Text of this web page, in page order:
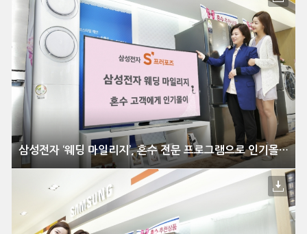
삼성전자 ‘웨딩 마일리지’, 혼수 전문 프로그램으로 인기몰이